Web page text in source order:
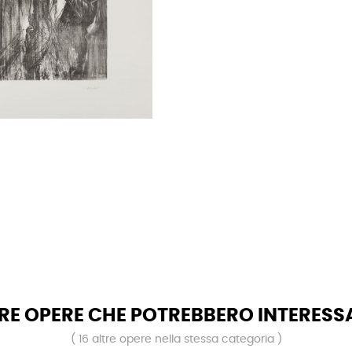
OPERE CHE POTREBBERO
( 16 altre opere nella stessa categoria )